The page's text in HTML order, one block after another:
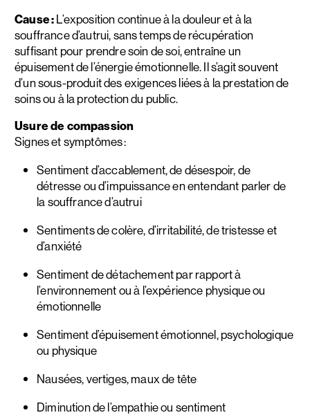
Cause :L’exposition continue à la douleur et à la
souffrance d’autrui, sans temps de récupération
suffisant pour prendre soin de soi, entraîne un
épuisement de l’énergie émotionnelle. Il s’agit souvent
d’un sous-produit des exigences liées à la prestation de
soins ou à la protection du public.
Usure de compassion
Signes et symptômes :
Sentiment d’accablement, de désespoir, de
détresse ou d’impuissance en entendant parler de
la souffrance d’autrui
Sentiments de colère, d’irritabilité, de tristesse et
d’anxiété
Sentiment de détachement par rapport à
l’environnement ou à l’expérience physique ou
émotionnelle
Sentiment d’épuisement émotionnel, psychologique
ou physique
Nausées, vertiges, maux de tête
Diminution de l’empathie ou sentiment